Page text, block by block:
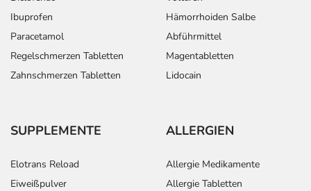
Ibuprofen
Paracetamol
Regelschmerzen Tabletten
Zahnschmerzen Tabletten
Hämorrhoiden Salbe
Abführmittel
Magentabletten
Lidocain
SUPPLEMENTE
Elotrans Reload
Eiweißpulver
ALLERGIEN
Allergie Medikamente
Allergie Tabletten